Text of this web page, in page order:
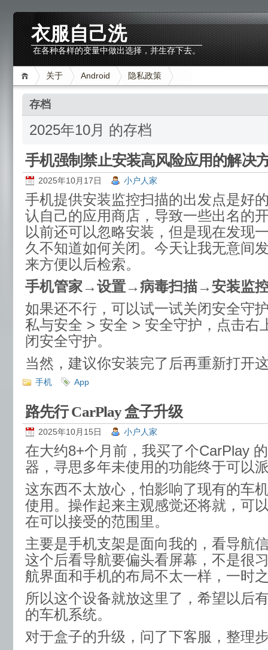
衣服自己洗
在各种各样的变量中做出选择，并生存下去。
关于 Android 隐私政策
存档
2025年10月 的存档
手机强制禁止安装高风险应用的解决
2025年10月17日 小户人家
手机提供安装监控扫描的出发点是好
认自己的应用商店，导致一些出名的
以前还可以忽略安装，但是现在发现
久不知道如何关闭。今天让我无意间
来方便以后检索。
手机管家→设置→病毒扫描→安装监
如果还不行，可以试一试关闭安全守
私与安全 > 安全 > 安全守护，点击右
闭安全守护。
当然，建议你安装完了后再重新打开
手机 App
路先行 CarPlay 盒子升级
2025年10月15日 小户人家
在大约8+个月前，我买了个CarPlay
器，寻思多年未使用的功能终于可以
这东西不太放心，怕影响了现有的车
使用。操作起来主观感觉还将就，可
在可以接受的范围里。
主要是手机支架是面向我的，看导航
这个后看导航要偏头看屏幕，不是很
航界面和手机的布局不太一样，一时
所以这个设备就放这里了，希望以后
的车机系统。
对于盒子的升级，问了下客服，整理